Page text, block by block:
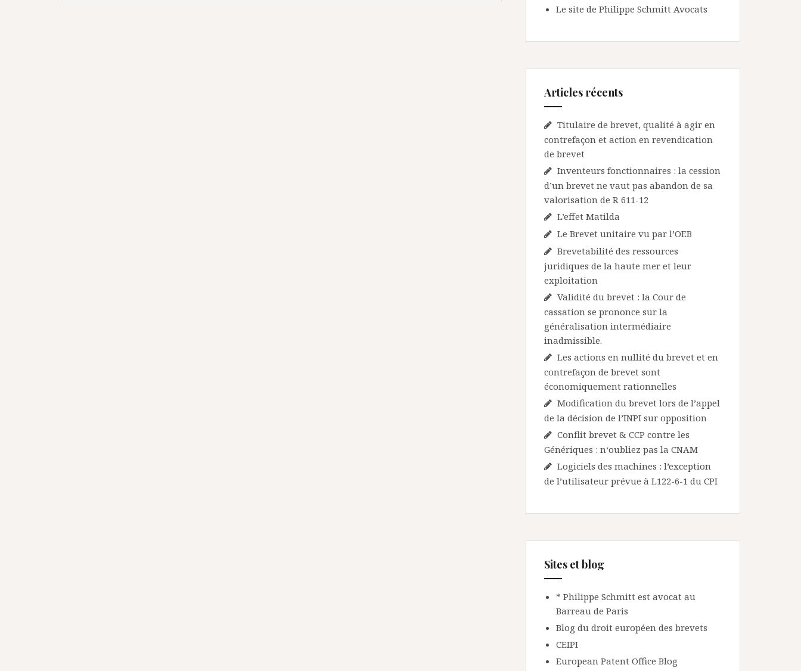
Le site de Philippe Schmitt Avocats
Articles récents
Titulaire de brevet, qualité à agir en
contrefaçon et action en revendication
de brevet
Inventeurs fonctionnaires : la cession
d’un brevet ne vaut pas abandon de sa
valorisation de R 611-12
L’effet Matilda
Le Brevet unitaire vu par l’OEB
Brevetabilité des ressources
juridiques de la haute mer et leur
exploitation
Validité du brevet : la Cour de
cassation se prononce sur la
généralisation intermédiaire
inadmissible.
Les actions en nullité du brevet et en
contrefaçon de brevet sont
économiquement rationnelles
Modification du brevet lors de l’appel
de la décision de l’INPI sur opposition
Conflit brevet & CCP contre les
Génériques : n‘oubliez pas la CNAM
Logiciels des machines : l’exception
de l’utilisateur prévue à L122-6-1 du CPI
Sites et blog
* Philippe Schmitt est avocat au
Barreau de Paris
Blog du droit européen des brevets
CEIPI
European Patent Office Blog